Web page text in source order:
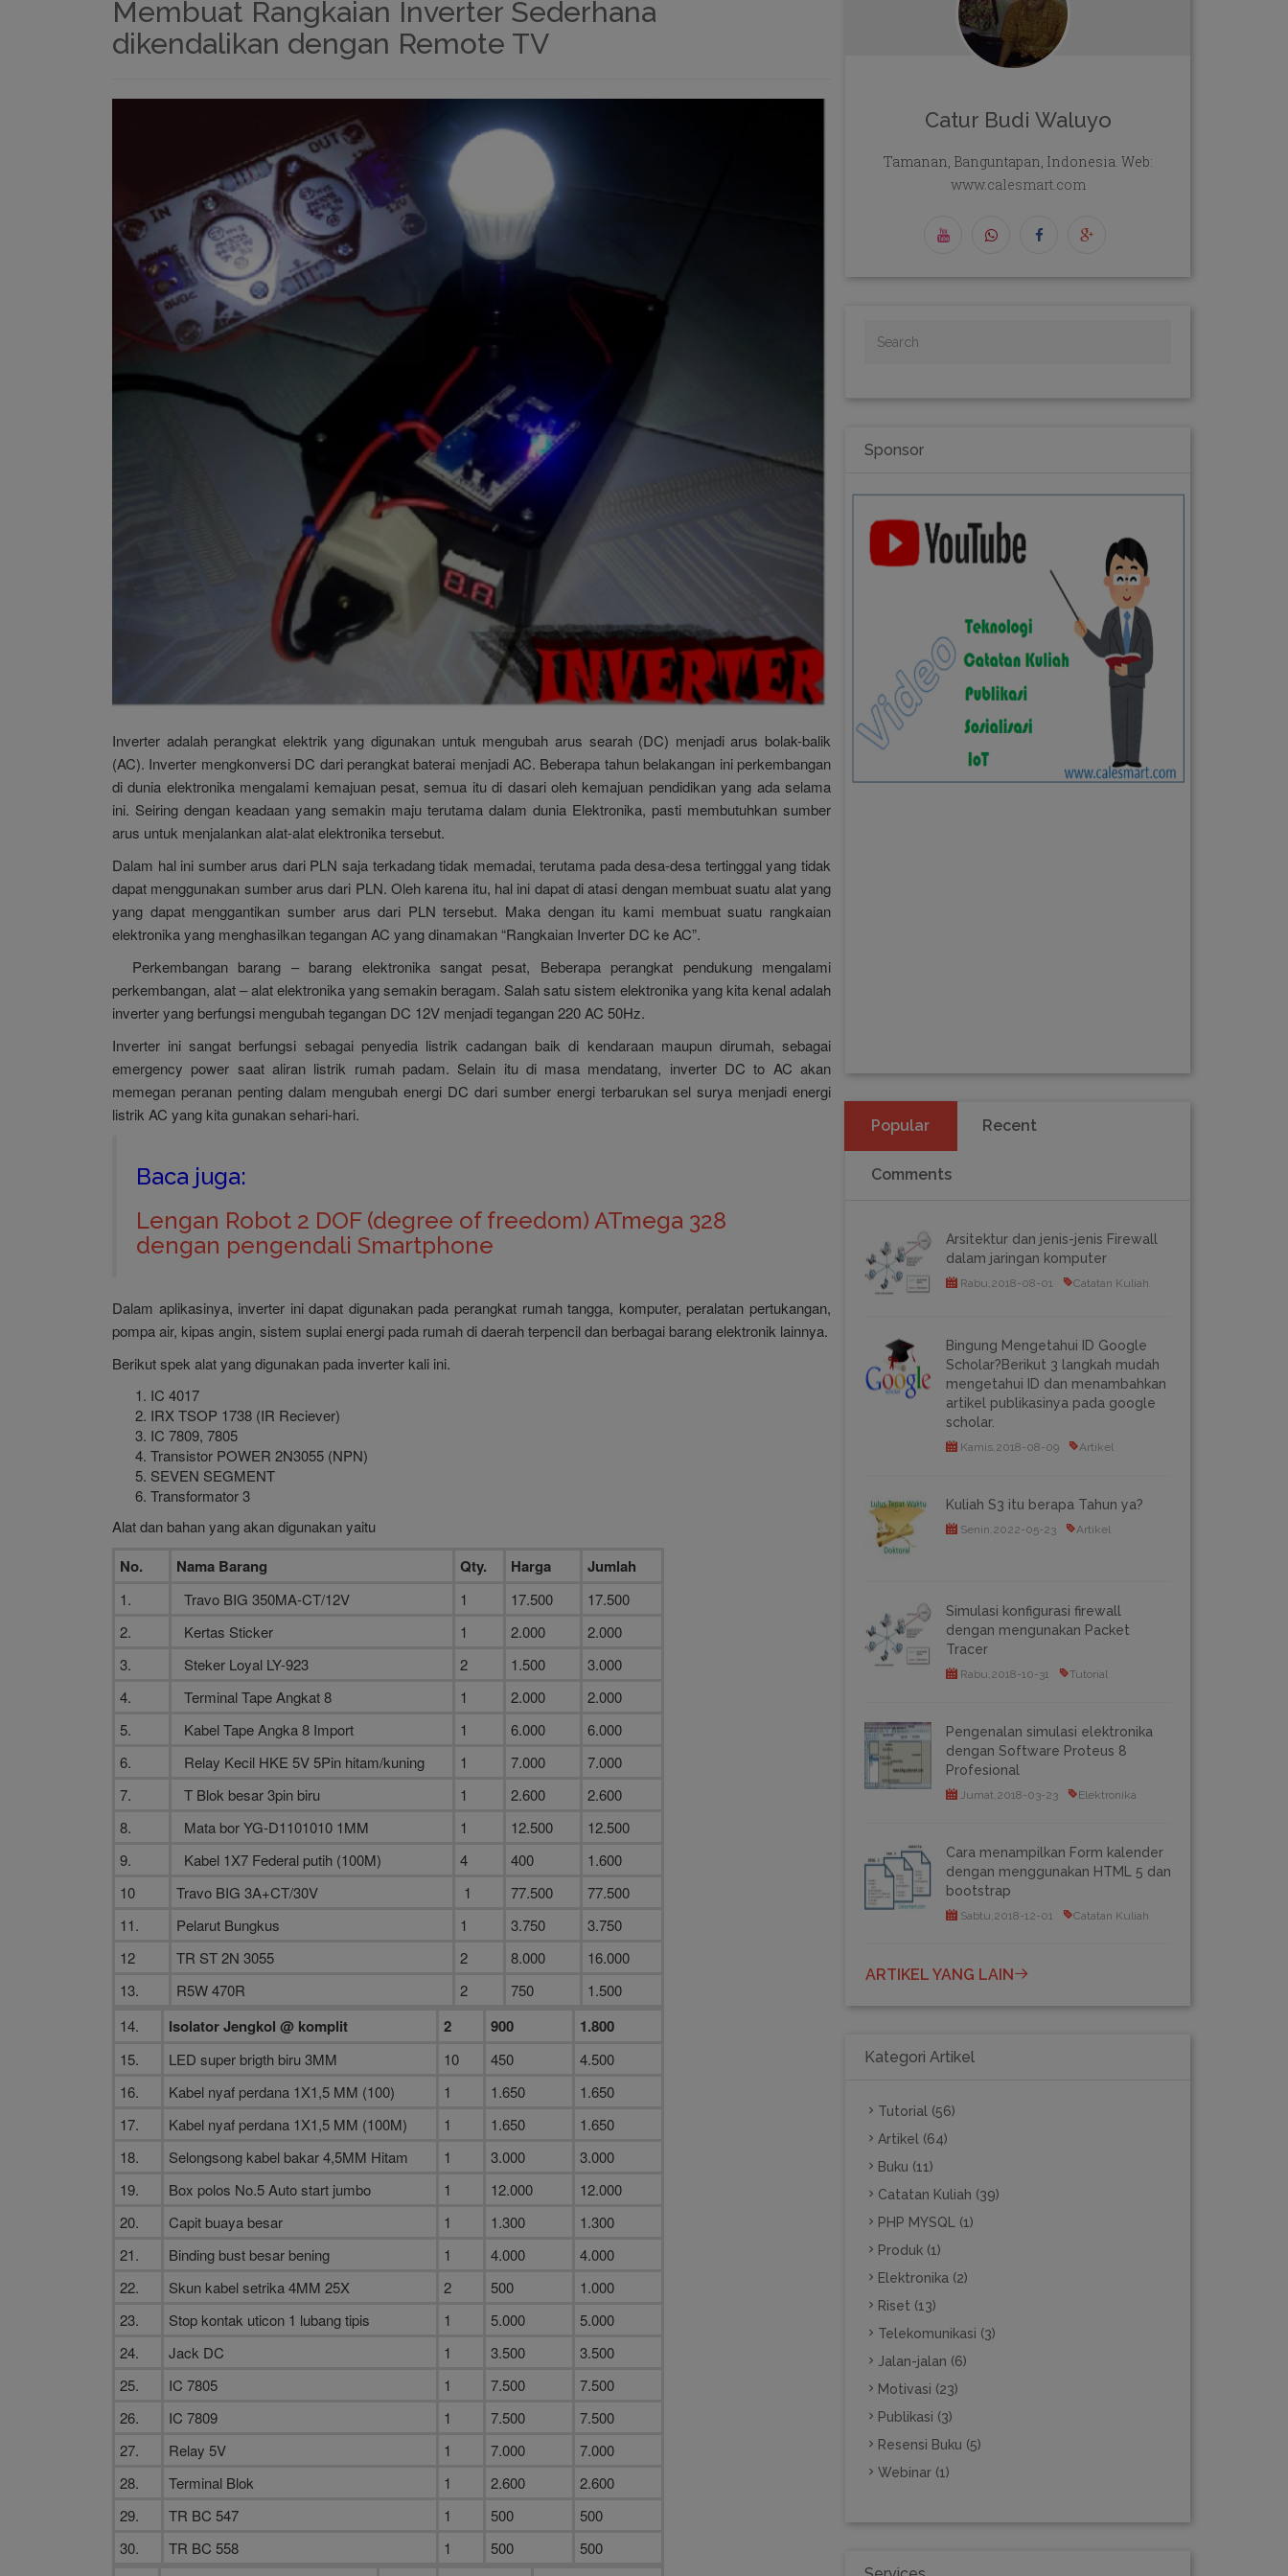
Membuat Rangkaian Inverter Sederhana
dikendalikan dengan Remote TV
Inverter adalah perangkat elektrik yang digunakan untuk mengubah arus searah (DC) menjadi arus bolak-balik
(AC). Inverter mengkonversi DC dari perangkat baterai menjadi AC. Beberapa tahun belakangan ini perkembangan
di dunia elektronika mengalami kemajuan pesat, semua itu di dasari oleh kemajuan pendidikan yang ada selama
ini. Seiring dengan keadaan yang semakin maju terutama dalam dunia Elektronika, pasti membutuhkan sumber
arus untuk menjalankan alat-alat elektronika tersebut.
Dalam hal ini sumber arus dari PLN saja terkadang tidak memadai, terutama pada desa-desa tertinggal yang tidak
dapat menggunakan sumber arus dari PLN. Oleh karena itu, hal ini dapat di atasi dengan membuat suatu alat yang
yang dapat menggantikan sumber arus dari PLN tersebut. Maka dengan itu kami membuat suatu rangkaian
elektronika yang menghasilkan tegangan AC yang dinamakan “Rangkaian Inverter DC ke AC”.
Perkembangan barang – barang elektronika sangat pesat, Beberapa perangkat pendukung mengalami
perkembangan, alat – alat elektronika yang semakin beragam. Salah satu sistem elektronika yang kita kenal adalah
inverter yang berfungsi mengubah tegangan DC 12V menjadi tegangan 220 AC 50Hz.
Inverter ini sangat berfungsi sebagai penyedia listrik cadangan baik di kendaraan maupun dirumah, sebagai
emergency power saat aliran listrik rumah padam. Selain itu di masa mendatang, inverter DC to AC akan
memegan peranan penting dalam mengubah energi DC dari sumber energi terbarukan sel surya menjadi energi
listrik AC yang kita gunakan sehari-hari.
Baca juga:
Lengan Robot 2 DOF (degree of freedom) ATmega 328
dengan pengendali Smartphone
Dalam aplikasinya, inverter ini dapat digunakan pada perangkat rumah tangga, komputer, peralatan pertukangan,
pompa air, kipas angin, sistem suplai energi pada rumah di daerah terpencil dan berbagai barang elektronik lainnya.
Berikut spek alat yang digunakan pada inverter kali ini.
IC 4017
IRX TSOP 1738 (IR Reciever)
IC 7809, 7805
Transistor POWER 2N3055 (NPN)
SEVEN SEGMENT
Transformator 3
Alat dan bahan yang akan digunakan yaitu
No. Nama Barang Qty. Harga Jumlah
1. Travo BIG 350MA-CT/12V 1 17.500
17.500
2.
Kertas Sticker 1 2.000
2.000
3.
Steker Loyal LY-923 2 1.500
3.000
4.
Terminal Tape Angkat 8 1 2.000
2.000
5.
Kabel Tape Angka 8 Import 1 6.000
6.000
6.
Relay Kecil HKE 5V 5Pin hitam/kuning 1 7.000
7.000
7.
T Blok besar 3pin biru 1 2.600
2.600
8.
Mata bor YG-D1101010 1MM 1 12.500
12.500
9.
Kabel 1X7 Federal putih (100M) 4 400
1.600
10
Travo BIG 3A+CT/30V 1 77.500
77.500
11.
Pelarut Bungkus 1 3.750
3.750
12
TR ST 2N 3055 2 8.000
16.000
13.
R5W 470R 2 750
1.500
14.
Isolator Jengkol @ komplit 2 900 1.800
15. LED super brigth biru 3MM 10 450
4.500
16.
Kabel nyaf perdana 1X1,5 MM (100) 1 1.650
1.650
17.
Kabel nyaf perdana 1X1,5 MM (100M) 1 1.650
1.650
18.
Selongsong kabel bakar 4,5MM Hitam 1 3.000
3.000
19.
Box polos No.5 Auto start jumbo 1 12.000
12.000
20.
Capit buaya besar 1 1.300
1.300
21.
Binding bust besar bening 1 4.000
4.000
22.
Skun kabel setrika 4MM 25X 2 500
1.000
23.
Stop kontak uticon 1 lubang tipis 1 5.000
5.000
24.
Jack DC 1 3.500
3.500
25.
IC 7805 1 7.500
7.500
26.
IC 7809 1 7.500
7.500
27.
Relay 5V 1 7.000
7.000
28.
Terminal Blok 1 2.600
2.600
29.
TR BC 547 1 500
500
30.
TR BC 558 1 500
500
Catur Budi Waluyo
Tamanan, Banguntapan, Indonesia. Web:
www.calesmart.com
Sponsor
Popular Recent
Comments
Arsitektur dan jenis-jenis Firewall
dalam jaringan komputer
Rabu,2018-08-01 Catatan Kuliah
Bingung Mengetahui ID Google
Scholar?Berikut 3 langkah mudah
mengetahui ID dan menambahkan
artikel publikasinya pada google
scholar.
Kamis,2018-08-09 Artikel
Kuliah S3 itu berapa Tahun ya?
Senin,2022-05-23 Artikel
Simulasi konfigurasi firewall
dengan mengunakan Packet
Tracer
Rabu,2018-10-31 Tutorial
Pengenalan simulasi elektronika
dengan Software Proteus 8
Profesional
Jumat,2018-03-23 Elektronika
Cara menampilkan Form kalender
dengan menggunakan HTML 5 dan
bootstrap
Sabtu,2018-12-01 Catatan Kuliah
ARTIKEL YANG LAIN
Kategori Artikel
Tutorial (56)
Artikel (64)
Buku (11)
Catatan Kuliah (39)
PHP MYSQL (1)
Produk (1)
Elektronika (2)
Riset (13)
Telekomunikasi (3)
Jalan-jalan (6)
Motivasi (23)
Publikasi (3)
Resensi Buku (5)
Webinar (1)